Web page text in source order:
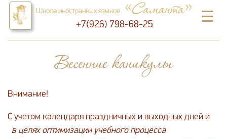
Школа иностранных языков «Саманта»
+7(926) 798-68-25 ☰
Весенние каникулы
Внимание!
С учетом календаря праздничных и выходных дней и
в целях оптимизации учебного процесса